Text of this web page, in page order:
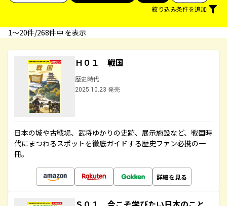
絞り込み条件を追加
1〜20件/268件中 を表示
Ｈ０１ 戦国
歴史時代
2025.10.23 発売
日本の城や古戦場、武将ゆかりの史跡、展示施設など、戦国時
代にまつわるスポットを徹底ガイドする歴史ファン必携の一
冊。
詳細を見る